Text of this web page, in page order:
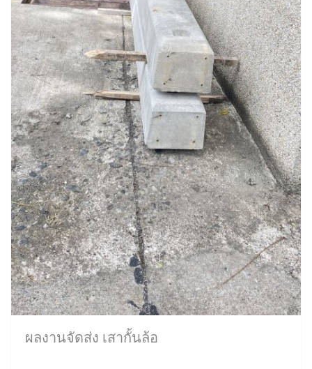
ผลงานจัดส่ง เสากั้นล้อ